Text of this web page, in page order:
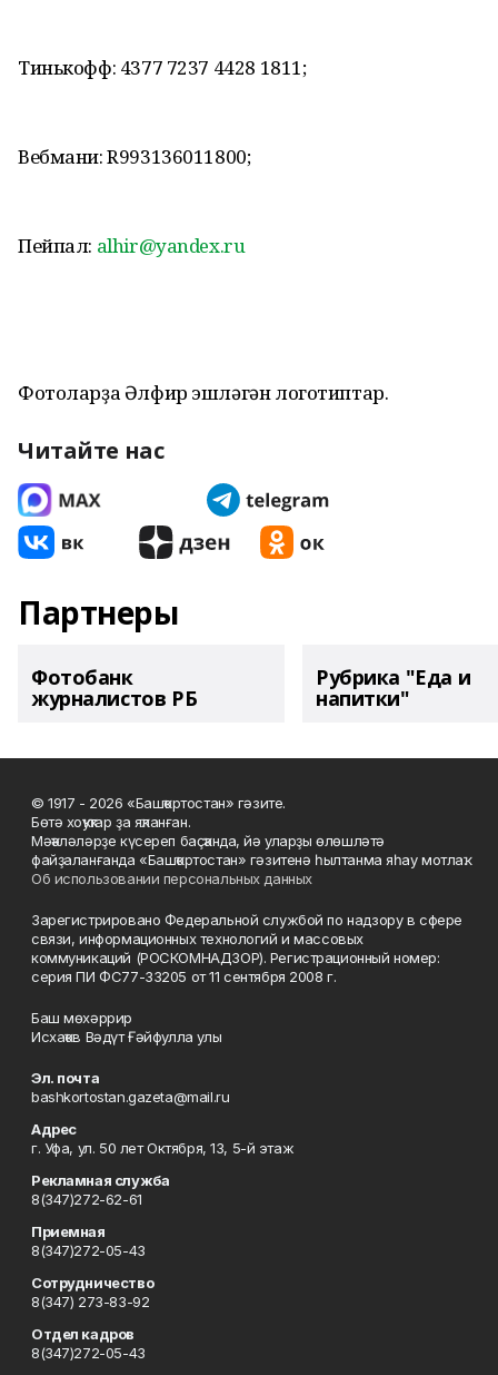
Тинькофф: 4377 7237 4428 1811;
Вебмани: R993136011800;
Пейпал: alhir@yandex.ru
Фотоларҙа Әлфир эшләгән логотиптар.
Читайте нас
Партнеры
Фотобанк
журналистов РБ
Рубрика "Еда и
напитки"
© 1917 - 2026 «Башҡортостан» гәзите.
Бөтә хоҡуҡтар ҙа яҡланған.
Мәҡәләләрҙе күсереп баҫҡанда, йә уларҙы өлөшләтә
файҙаланғанда «Башҡортостан» гәзитенә һылтанма яһау мотлаҡ.
Об использовании персональных данных
Зарегистрировано Федеральной службой по надзору в сфере
связи, информационных технологий и массовых
коммуникаций (РОСКОМНАДЗОР). Регистрационный номер:
серия ПИ ФС77-33205 от 11 сентября 2008 г.
Баш мөхәррир
Исхаҡов Вәдүт Ғәйфулла улы
Эл. почта
bashkortostan.gazeta@mail.ru
Адрес
г. Уфа, ул. 50 лет Октября, 13, 5-й этаж
Рекламная служба
8(347)272-62-61
Приемная
8(347)272-05-43
Сотрудничество
8(347) 273-83-92
Отдел кадров
8(347)272-05-43